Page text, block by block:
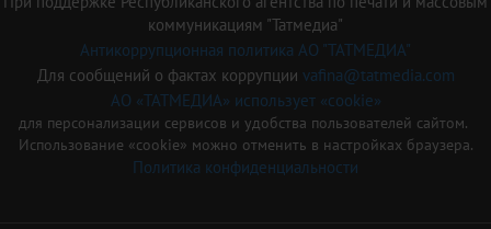
коммуникациям "Татмедиа"
Антикоррупционная политика АО "ТАТМЕДИА"
Для сообщений о фактах коррупции vafina@tatmedia.com
АО «ТАТМЕДИА» использует «cookie»
для персонализации сервисов и удобства пользователей сайтом.
Использование «cookie» можно отменить в настройках браузера.
Политика конфиденциальности